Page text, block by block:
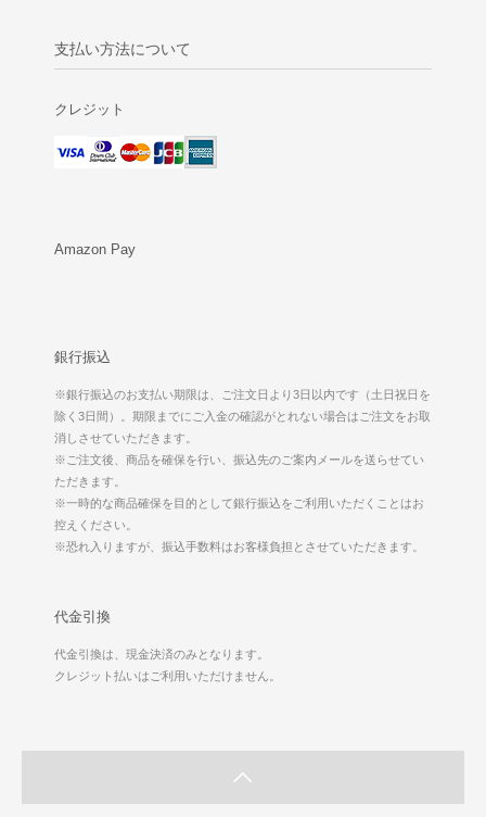
支払い方法について
クレジット
Amazon Pay
銀行振込
※銀行振込のお支払い期限は、ご注文日より3日以内です（土日祝日を
除く3日間）。期限までにご入金の確認がとれない場合はご注文をお取
消しさせていただきます。
※ご注文後、商品を確保を行い、振込先のご案内メールを送らせてい
ただきます。
※一時的な商品確保を目的として銀行振込をご利用いただくことはお
控えください。
※恐れ入りますが、振込手数料はお客様負担とさせていただきます。
代金引換
代金引換は、現金決済のみとなります。
クレジット払いはご利用いただけません。